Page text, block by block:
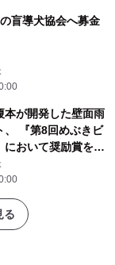
盲導犬協会へ募金
本が開発した壁面雨
、 『第8回めぶきビ
において奨励賞を受
る